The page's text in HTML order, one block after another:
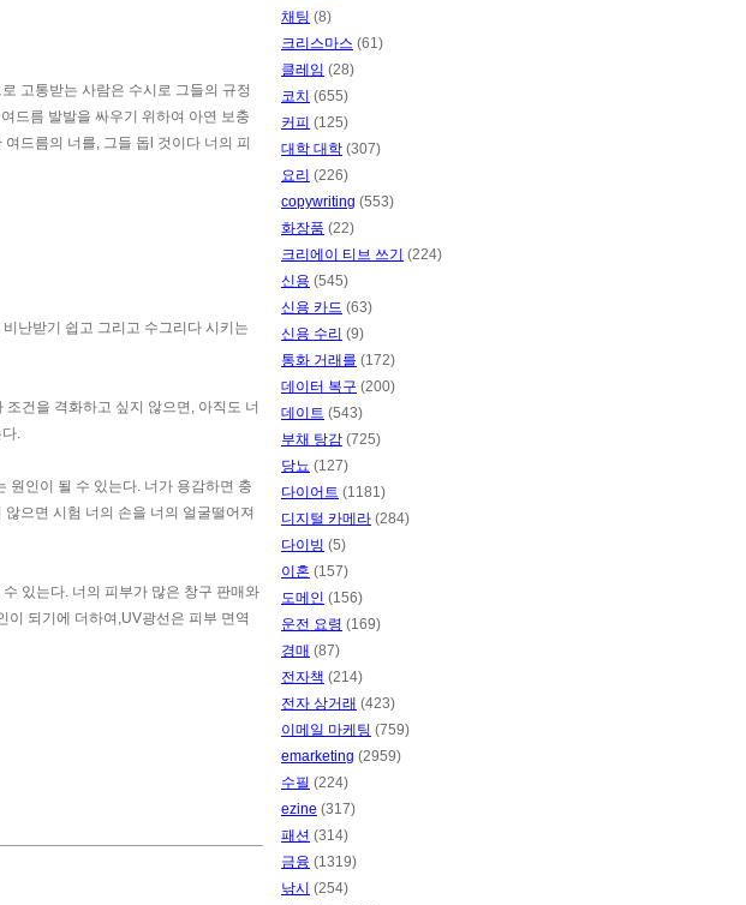
고통받는 사람은 수시로 그들의 규정
드름 발발을 싸우기 위하여 아연 보충
드름의 너를, 그들 돕l 것이다 너의 피
난받기 쉽고 그리고 수그리다 시키는
건을 격화하고 싶지 않으면, 아직도 너
.
원인이 될 수 있는다. 너가 용감하면 충
으면 시험 너의 손을 너의 얼굴떨어져
있는다. 너의 피부가 많은 창구 판매와
이 되기에 더하여,UV광선은 피부 면역
채팅 (8)
크리스마스 (61)
클레임 (28)
코치 (655)
커피 (125)
대학 대학 (307)
요리 (226)
copywriting (553)
화장품 (22)
크리에이 티브 쓰기 (224)
신용 (545)
신용 카드 (63)
신용 수리 (9)
통화 거래를 (172)
데이터 복구 (200)
데이트 (543)
부채 탕감 (725)
당뇨 (127)
다이어트 (1181)
디지털 카메라 (284)
다이빙 (5)
이혼 (157)
도메인 (156)
운전 요령 (169)
경매 (87)
전자책 (214)
전자 상거래 (423)
이메일 마케팅 (759)
emarketing (2959)
수필 (224)
ezine (317)
패션 (314)
금융 (1319)
낚시 (254)